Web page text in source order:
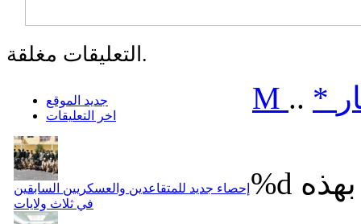
التعليقات مغلقة.
جديد الموقع
اخر التعليقات
إحصاء جديد للمتقاعدين والعسكريين السابقين
في ثلاث ولايات
M .. *
%d